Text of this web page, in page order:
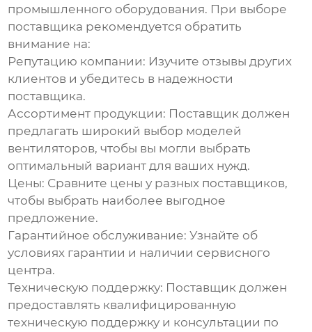
промышленного оборудования. При выборе
поставщика рекомендуется обратить
внимание на:
Репутацию компании: Изучите отзывы других
клиентов и убедитесь в надежности
поставщика.
Ассортимент продукции: Поставщик должен
предлагать широкий выбор моделей
вентиляторов, чтобы вы могли выбрать
оптимальный вариант для ваших нужд.
Цены: Сравните цены у разных поставщиков,
чтобы выбрать наиболее выгодное
предложение.
Гарантийное обслуживание: Узнайте об
условиях гарантии и наличии сервисного
центра.
Техническую поддержку: Поставщик должен
предоставлять квалифицированную
техническую поддержку и консультации по